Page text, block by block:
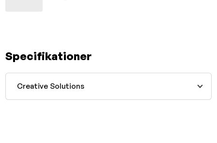
Specifikationer
Creative Solutions